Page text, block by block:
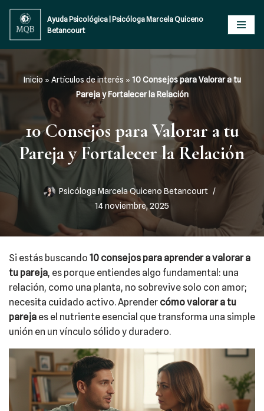
Saltar
al
Ayuda Psicológica | Psicóloga Marcela Quiceno
Betancourt
Inicio » Artículos de interés » 10 Consejos para Valorar a tu
Pareja y Fortalecer la Relación
10 Consejos para Valorar a tu
Pareja y Fortalecer la Relación
Psicóloga Marcela Quiceno Betancourt
14 noviembre, 2025
Si estás buscando 10 consejos para aprender a valorar a
tu pareja, es porque entiendes algo fundamental: una
relación, como una planta, no sobrevive solo con amor;
necesita cuidado activo. Aprender cómo valorar a tu
pareja es el nutriente esencial que transforma una simple
unión en un vínculo sólido y duradero.